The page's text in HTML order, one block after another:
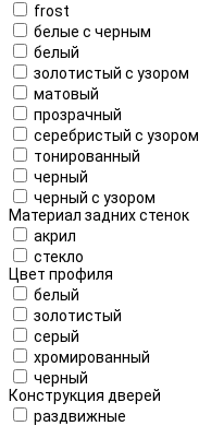
frost
белые с черным
белый
золотистый с узором
матовый
прозрачный
серебристый с узором
тонированный
черный
черный с узором
Материал задних стенок
акрил
стекло
Цвет профиля
белый
золотистый
серый
хромированный
черный
Конструкция дверей
раздвижные